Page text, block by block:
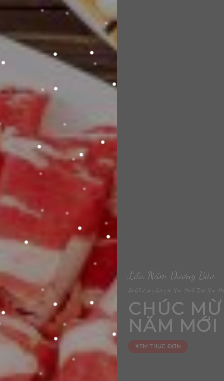
Lẩu Nấm Dương Bảo
Số 67 đường Đông A, Nam Định, Tỉnh Nam Định, Vietnam
CHÚC MỪNG
NĂM MỚI
XEM THỰC ĐƠN